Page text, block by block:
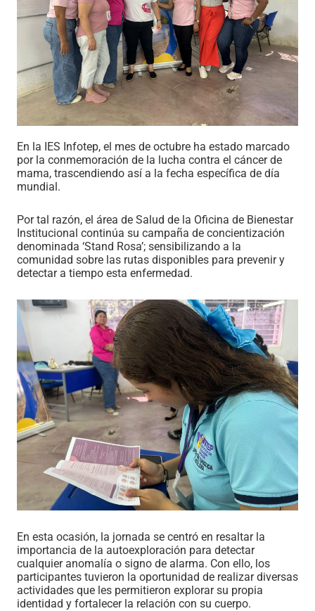
En la IES Infotep, el mes de octubre ha estado marcado
por la conmemoración de la lucha contra el cáncer de
mama, trascendiendo así a la fecha específica de día
mundial.
Por tal razón, el área de Salud de la Oficina de Bienestar
Institucional continúa su campaña de concientización
denominada ‘Stand Rosa’; sensibilizando a la
comunidad sobre las rutas disponibles para prevenir y
detectar a tiempo esta enfermedad.
En esta ocasión, la jornada se centró en resaltar la
importancia de la autoexploración para detectar
cualquier anomalía o signo de alarma. Con ello, los
participantes tuvieron la oportunidad de realizar diversas
actividades que les permitieron explorar su propia
identidad y fortalecer la relación con su cuerpo.